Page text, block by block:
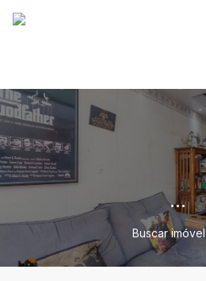
...
Buscar imóvel